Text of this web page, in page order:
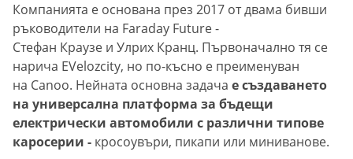
Компанията е основана през 2017 от двама бивши
ръководители на Faraday Future -
Стефан Краузе и Улрих Кранц. Първоначално тя се
нарича EVelozcity, но по-късно е преименуван
на Canoo. Нейната основна задача е създаването
на универсална платформа за бъдещи
електрически автомобили с различни типове
каросерии - кросоувъри, пикапи или миниванове.